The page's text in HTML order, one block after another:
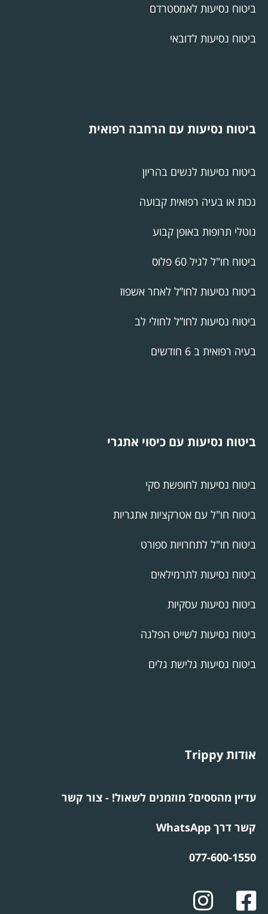
ביטוח נסיעות לאמסטרדם
ביטוח נסיעות לדובאי
ביטוח נסיעות עם הרחבה רפואית
ביטוח נסיעות לנשים בהריון
נכות או בעיה רפואית קבועה
נוטלי תרופות באופן קבוע
ביטוח חו"ל לגיל 60 פלוס
ביטוח נסיעות לחו”ל לאחר אשפוז
ביטוח נסיעות לחו”ל לחולי לב
בעיה רפואית ב 6 חודשים
ביטוח נסיעות עם כיסוי אתגרי
ביטוח נסיעות לחופשת סקי
ביטוח חו"ל עם אטרקציות אתגריות
ביטוח חו"ל לתחרויות ספורט
ביטוח נסיעות לתרמילאים
ביטוח נסיעות עסקיות
ביטוח נסיעות לשייט הפלגה
ביטוח נסיעות גלישת גלים
אודות Trippy
עדיין מהססים? מוזמנים לשאול! - צור קשר
קשר דרך WhatsApp
077-600-1550